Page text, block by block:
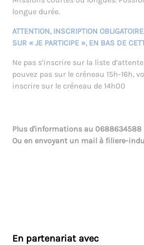
longue durée.
ATTENTION, INSCRIPTION
SUR « JE PARTICIPE », EN BAS DE
Ne pas s’inscrire sur la liste
pouvez pas sur le créneau 15h-16h,
inscrire sur le créneau de 14h00
Plus d'informations au 0688634588
Ou en envoyant un mail à filiere-
En partenariat avec